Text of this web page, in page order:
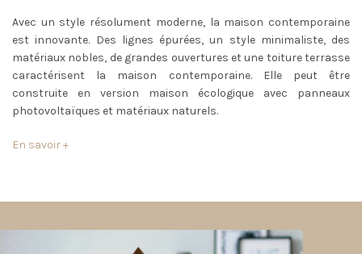
Avec un style résolument moderne, la maison contemporaine
est innovante. Des lignes épurées, un style minimaliste, des
matériaux nobles, de grandes ouvertures et une toiture terrasse
caractérisent la maison contemporaine. Elle peut être
construite en version maison écologique avec panneaux
photovoltaïques et matériaux naturels.
En savoir +